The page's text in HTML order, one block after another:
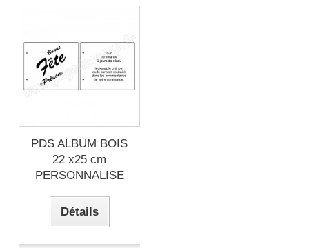
PDS ALBUM BOIS
22 x25 cm
PERSONNALISE
Détails